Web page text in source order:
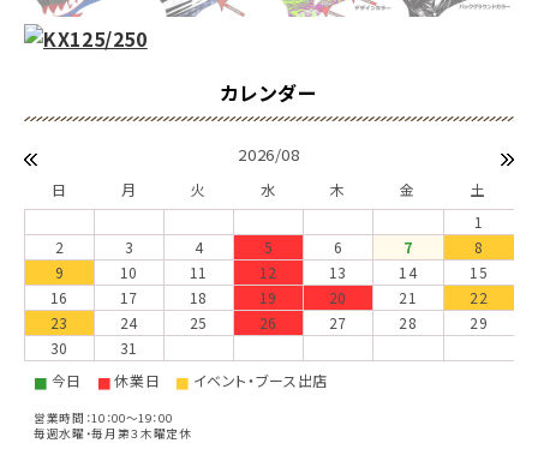
2026/08
日 月 火 水 木 金
土
1
2
3 4 5 6 7
8
9
10 11 12 13 14
15
16
17 18 19 20 21
22
23
24 25 26 27 28
29
30
31
■ 今日 ■休業日 ■ イベント・ブース出店
営業時間：10：00～19：00
毎週水曜・毎月第３木曜定休